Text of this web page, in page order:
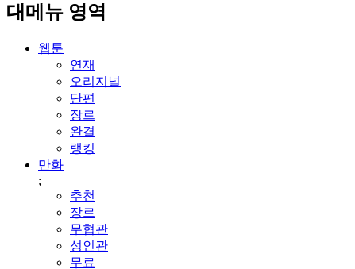
대메뉴 영역
웹툰
연재
오리지널
단편
장르
완결
랭킹
만화
;
추천
장르
무협관
성인관
무료